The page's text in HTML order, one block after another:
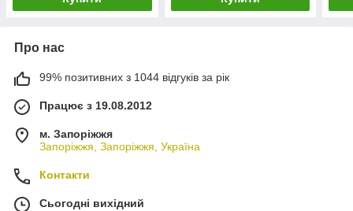
Про нас
99% позитивних з 1044 відгуків за рік
Працює з 19.08.2012
м. Запоріжжя
Запоріжжя, Запоріжжя, Україна
Контакти
Сьогодні вихідний